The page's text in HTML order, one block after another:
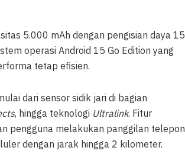
5.000 mAh dengan pengisian daya 15
operasi Android 15 Go Edition yang
tetap efisien.
dari sensor sidik jari di bagian
, hingga teknologi Ultralink. Fitur
pengguna melakukan panggilan telepon
dengan jarak hingga 2 kilometer.